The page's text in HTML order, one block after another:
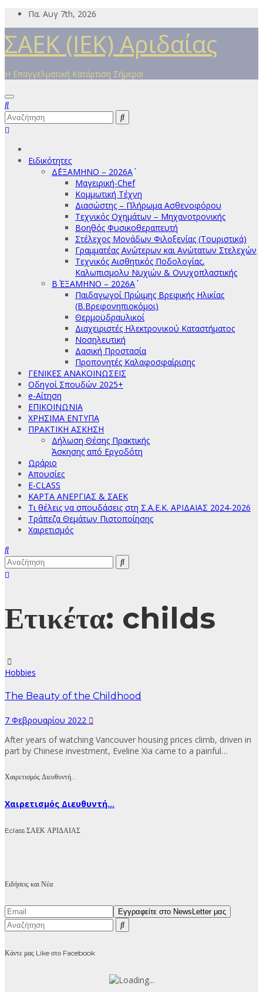
Μετάβαση
περιεχόμενο
Πα. Αυγ 7th, 2026
ΣΑΕΚ (ΙΕΚ) Αριδαίας
Η Επαγγελματική Κατάρτιση Σήμερα!
Ειδικότητες
Δ΄ΕΞΑΜΗΝΟ – 2026Α΄
Μαγειρική-Chef
Κομμωτική Τέχνη
Διασώστης – Πλήρωμα Ασθενοφόρου
Τεχνικός Οχημάτων – Μηχανοτρονικής
Βοηθός Φυσικοθεραπευτή
Στέλεχος Μονάδων Φιλοξενίας (Τουριστικά)
Γραμματέας Ανώτερων και Ανώτατων Στελεχών
Τεχνικός Αισθητικός Ποδολογίας,
Καλωπισμολυ Νυχιών & Ονυχοπλαστικής
Β΄ ΕΞΑΜΗΝΟ – 2026Α΄
Παιδαγωγοί Πρώιμης Βρεφικής Ηλικίας
(Β.Βρεφονηπιοκόμοι)
Θερμοϋδραυλικοί
Διαχειριστές Ηλεκτρονικού Καταστήματος
Νοσηλευτική
Δασική Προστασία
Προπονητές Καλαφοσφαίρισης
ΓΕΝΙΚΕΣ ΑΝΑΚΟΙΝΩΣΕΙΣ
Οδηγοί Σπουδών 2025+
e-Αίτηση
ΕΠΙΚΟΙΝΩΝΙΑ
ΧΡΗΣΙΜΑ ΕΝΤΥΠΑ
ΠΡΑΚΤΙΚΗ ΑΣΚΗΣΗ
Δήλωση Θέσης Πρακτικής
Άσκησης από Εργοδότη
Ωράριο
Απουσίες
E-CLASS
ΚΑΡΤΑ ΑΝΕΡΓΙΑΣ & ΣΑΕΚ
Τι θέλεις να σπουδάσεις στη Σ.Α.Ε.Κ. ΑΡΙΔΑΙΑΣ 2024-2026
Τράπεζα Θεμάτων Πιστοποίησης
Χαιρετισμός
Ετικέτα: childs
Hobbies
The Beauty of the Childhood
7 Φεβρουαρίου 2022
After years of watching Vancouver housing prices climb, driven in
part by Chinese investment, Eveline Xia came to a painful…
Χαιρετισμός Διευθυντή…
Χαιρετισμός Διευθυντή...
Eclass ΣΑΕΚ ΑΡΙΔΑΙΑΣ
Ειδήσεις και Νέα
Κάντε μας Like στο Facebook